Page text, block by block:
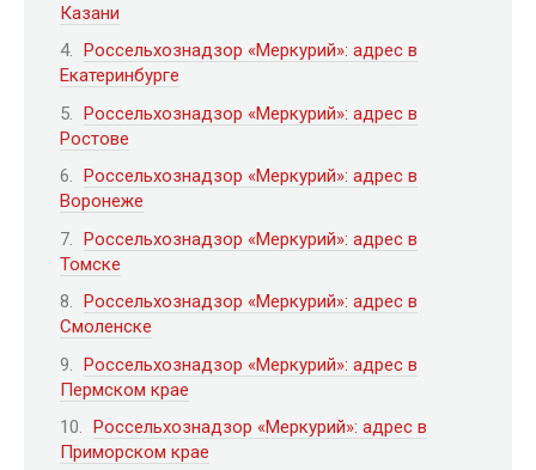
Казани
Россельхознадзор «Меркурий»: адрес в
Екатеринбурге
Россельхознадзор «Меркурий»: адрес в
Ростове
Россельхознадзор «Меркурий»: адрес в
Воронеже
Россельхознадзор «Меркурий»: адрес в
Томске
Россельхознадзор «Меркурий»: адрес в
Смоленске
Россельхознадзор «Меркурий»: адрес в
Пермском крае
Россельхознадзор «Меркурий»: адрес в
Приморском крае